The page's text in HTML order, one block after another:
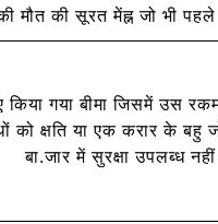
मौत की सूरत मेंह्न जो भी
गया बीमा जिसमें उस
क्षति या एक करार के बहु
बा.जार में सुरक्षा उपलब्ध